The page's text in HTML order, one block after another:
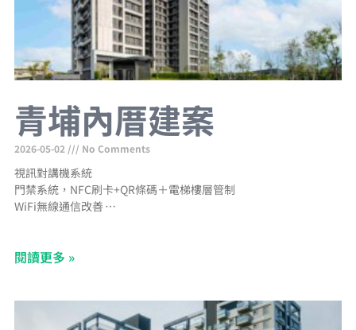
青埔內厝建案
2026-05-02 No Comments
視訊對講機系統
門禁系統，NFC刷卡+QR條碼＋電梯樓層管制
WiFi無線通信改善
CCTV網路型錄影監視系統
停車場管理系統＋汽車車牌辨識＋機車車牌辨識＋車道LED字幕機
閱讀更多 »